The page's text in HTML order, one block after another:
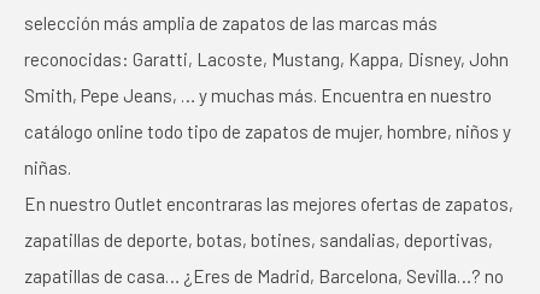
selección más amplia de zapatos de las marcas más
reconocidas: Garatti, Lacoste, Mustang, Kappa, Disney, John
Smith, Pepe Jeans, … y muchas más. Encuentra en nuestro
catálogo online todo tipo de zapatos de mujer, hombre, niños y
niñas.
En nuestro Outlet encontraras las mejores ofertas de zapatos,
zapatillas de deporte, botas, botines, sandalias, deportivas,
zapatillas de casa… ¿Eres de Madrid, Barcelona, Sevilla…? no